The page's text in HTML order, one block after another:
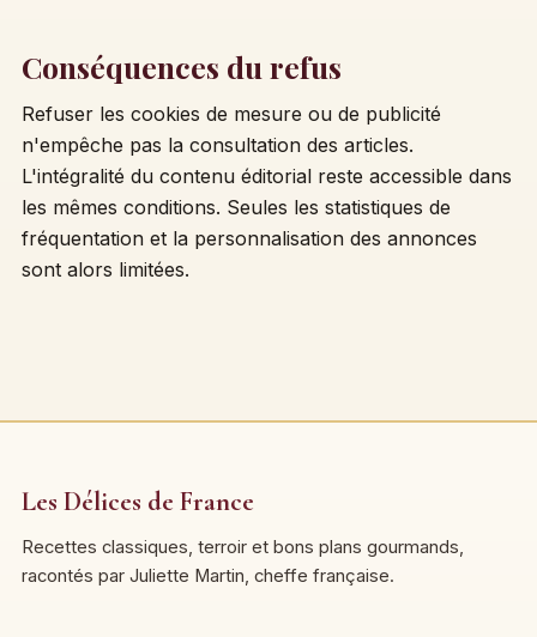
Conséquences du refus
Refuser les cookies de mesure ou de publicité
n'empêche pas la consultation des articles.
L'intégralité du contenu éditorial reste accessible dans
les mêmes conditions. Seules les statistiques de
fréquentation et la personnalisation des annonces
sont alors limitées.
Les Délices de France
Recettes classiques, terroir et bons plans gourmands,
racontés par Juliette Martin, cheffe française.